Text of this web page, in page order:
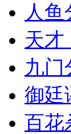
人
天才
九门
御廷
百花